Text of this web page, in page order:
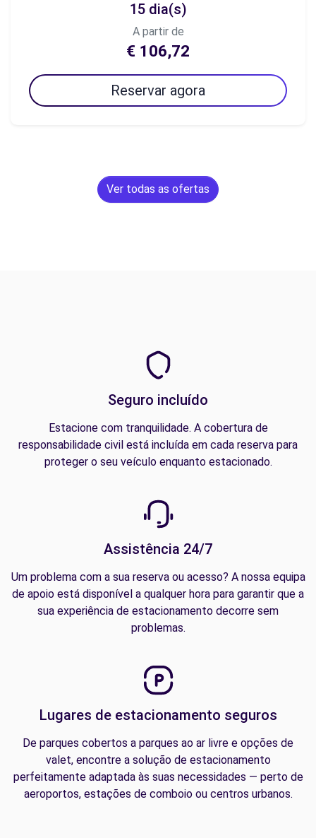
15 dia(s)
A partir de
€ 106,72
Reservar agora
Ver todas as ofertas
Seguro incluído
Estacione com tranquilidade. A cobertura de
responsabilidade civil está incluída em cada reserva para
proteger o seu veículo enquanto estacionado.
Assistência 24/7
Um problema com a sua reserva ou acesso? A nossa equipa
de apoio está disponível a qualquer hora para garantir que a
sua experiência de estacionamento decorre sem
problemas.
Lugares de estacionamento seguros
De parques cobertos a parques ao ar livre e opções de
valet, encontre a solução de estacionamento
perfeitamente adaptada às suas necessidades — perto de
aeroportos, estações de comboio ou centros urbanos.